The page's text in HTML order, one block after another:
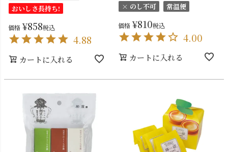
おいしさ長持ち!
価格 ¥858税込
4.88
カートに入れる
× のし不可 常温便
価格 ¥810税込
4.00
カートに入れる